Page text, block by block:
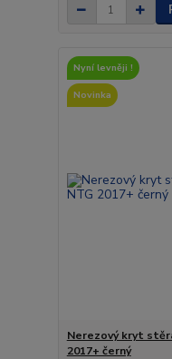
Nyní levněji !
Novinka
Nerezový kryt
2017+ černý